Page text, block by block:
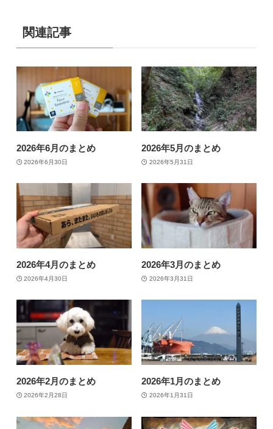
関連記事
2026年6月のまとめ
2026年6月30日
2026年5月のまとめ
2026年5月31日
2026年4月のまとめ
2026年4月30日
2026年3月のまとめ
2026年3月31日
2026年2月のまとめ
2026年2月28日
2026年1月のまとめ
2026年1月31日